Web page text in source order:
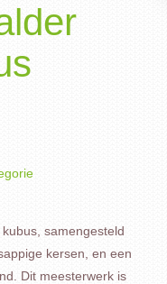
samengesteld
kersen, en een
Dit meesterwerk is